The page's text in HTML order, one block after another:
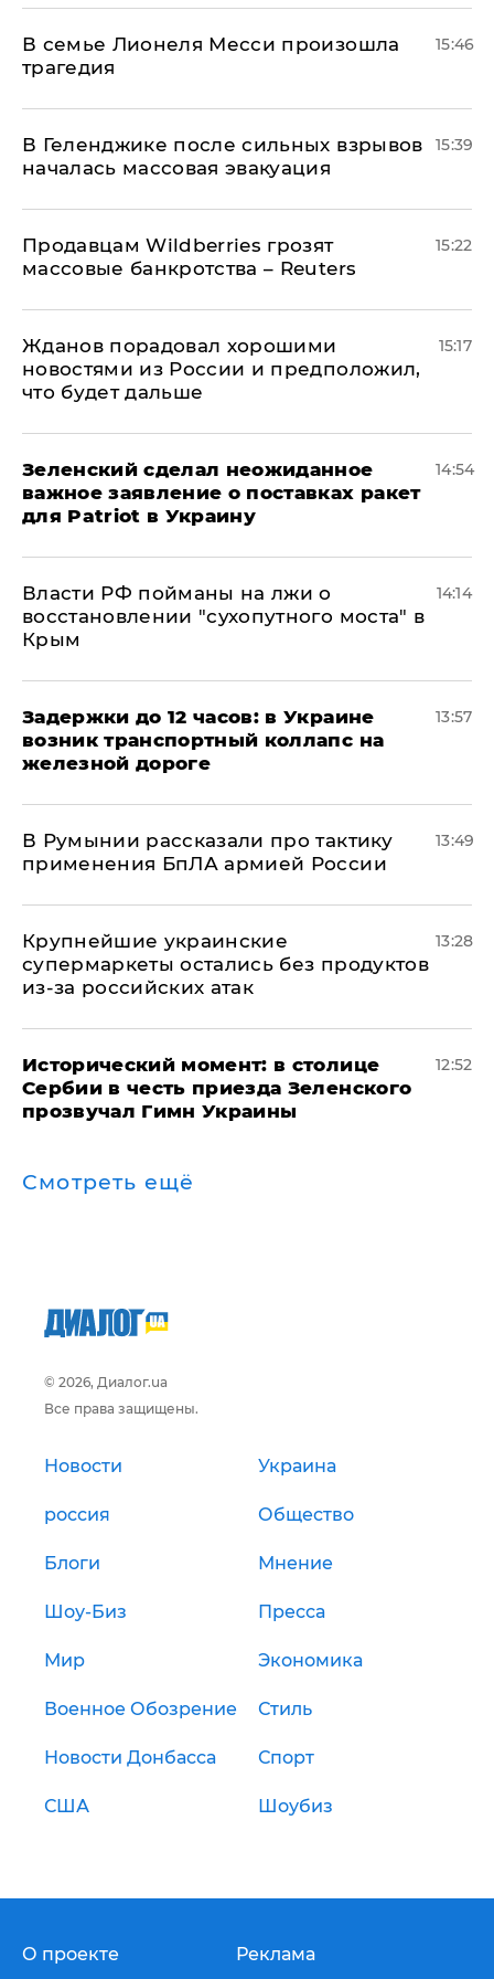
В семье Лионеля Месси произошла
трагедия
15:46
В Геленджике после сильных взрывов
началась массовая эвакуация
15:39
Продавцам Wildberries грозят
массовые банкротства – Reuters
15:22
Жданов порадовал хорошими
новостями из России и предположил,
что будет дальше
15:17
Зеленский сделал неожиданное
важное заявление о поставках ракет
для Patriot в Украину
14:54
Власти РФ пойманы на лжи о
восстановлении "сухопутного моста" в
Крым
14:14
Задержки до 12 часов: в Украине
возник транспортный коллапс на
железной дороге
13:57
В Румынии рассказали про тактику
применения БпЛА армией России
13:49
Крупнейшие украинские
супермаркеты остались без продуктов
из-за российских атак
13:28
Исторический момент: в столице
Сербии в честь приезда Зеленского
прозвучал Гимн Украины
12:52
Смотреть ещё
© 2026, Диалог.ua
Все права защищены.
Новости Украина
россия Общество
Блоги Мнение
Шоу-Биз Пресса
Мир Экономика
Военное Обозрение Стиль
Новости Донбасса Спорт
США Шоубиз
О проекте Реклама